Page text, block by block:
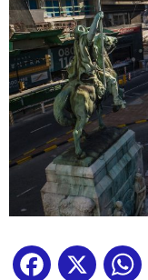
Facebook
X